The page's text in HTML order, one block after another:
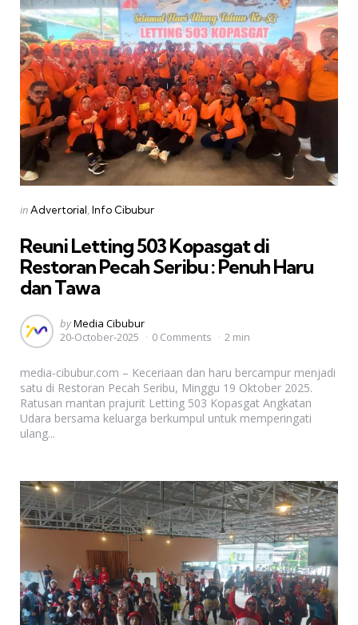
Categories
Posted
inAdvertorial Info Cibubur
Reuni Letting 503 Kopasgat di
Restoran Pecah Seribu : Penuh Haru
dan Tawa
Posted
by
byMedia Cibubur
20-October-2025
0 Comments 2 min
media-cibubur.com – Keceriaan dan haru bercampur menjadi
satu di Restoran Pecah Seribu, Minggu 19 Oktober 2025.
Ratusan mantan prajurit Letting 503 Kopasgat Angkatan
Udara bersama keluarga berkumpul untuk memperingati
ulang...